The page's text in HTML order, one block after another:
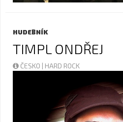
HUDEBNÍK
TIMPL ONDŘEJ
ČESKO | HARD ROCK